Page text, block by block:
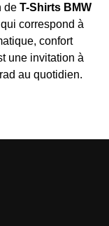
de T-Shirts BMW
correspond à
confort
une invitation à
au quotidien.